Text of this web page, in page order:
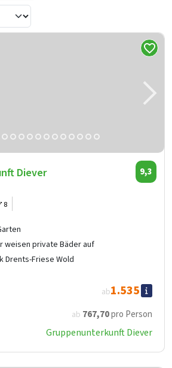
Diever 9,3
8
weisen private Bäder auf
Drents-Friese Wold
ab 767,70pro Person
ab1.535
Gruppenunterkunft Diever